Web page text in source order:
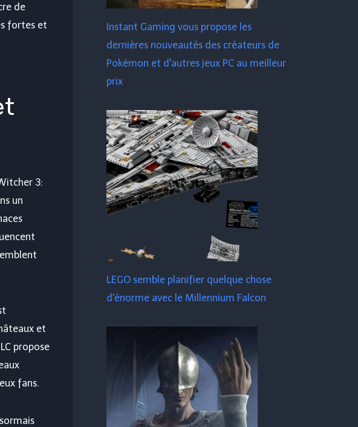
de
fortes et
3:
un
et
propose
fans.
Instant Gaming vous propose les
dernières nouveautés des créateurs de
Pokémon et d'autres jeux PC au meilleur
prix
LEGO semble planifier quelque chose
d'énorme avec le Millennium Falcon